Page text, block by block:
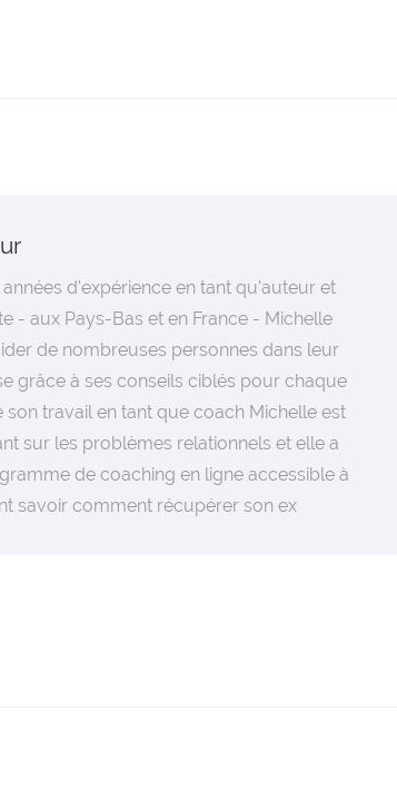
d'expérience en tant qu'auteur et
- aux Pays-Bas et en France - Michelle
de nombreuses personnes dans leur
grâce à ses conseils ciblés pour chaque
son travail en tant que coach Michelle est
sur les problèmes relationnels et elle a
de coaching en ligne accessible à
savoir comment récupérer son ex